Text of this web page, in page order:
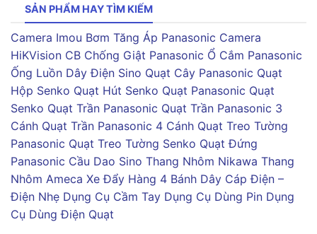
SẢN PHẨM HAY TÌM KIẾM
Camera Imou Bơm Tăng Áp Panasonic Camera
HiKVision CB Chống Giật Panasonic Ổ Cắm Panasonic
Ống Luồn Dây Điện Sino Quạt Cây Panasonic Quạt
Hộp Senko Quạt Hút Senko Quạt Panasonic Quạt
Senko Quạt Trần Panasonic Quạt Trần Panasonic 3
Cánh Quạt Trần Panasonic 4 Cánh Quạt Treo Tường
Panasonic Quạt Treo Tường Senko Quạt Đứng
Panasonic Cầu Dao Sino Thang Nhôm Nikawa Thang
Nhôm Ameca Xe Đẩy Hàng 4 Bánh Dây Cáp Điện –
Điện Nhẹ Dụng Cụ Cầm Tay Dụng Cụ Dùng Pin Dụng
Cụ Dùng Điện Quạt